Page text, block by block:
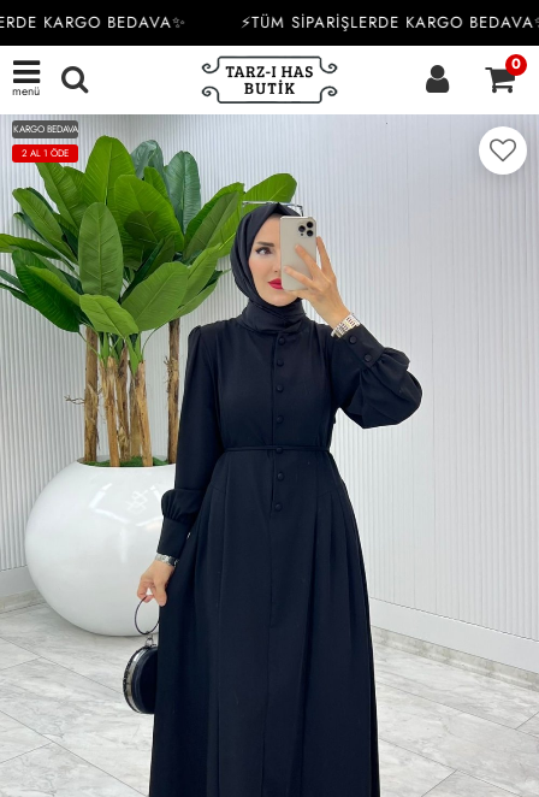
KARGO BEDAVA✨ ⚡TÜM SİPARİŞLERDE KARGO BEDAVA✨
menü
0
KARGO BEDAVA
2 AL 1 ÖDE